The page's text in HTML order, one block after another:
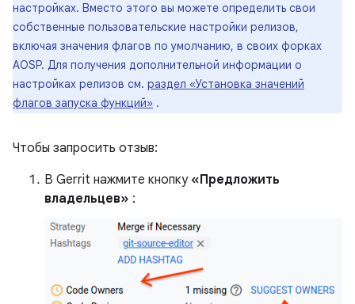
настройках. Вместо этого вы можете определить свои
собственные пользовательские настройки релизов,
включая значения флагов по умолчанию, в своих форках
AOSP. Для получения дополнительной информации о
настройках релизов см. раздел «Установка значений
флагов запуска функций» .
Чтобы запросить отзыв:
В Gerrit нажмите кнопку «Предложить
владельцев» :